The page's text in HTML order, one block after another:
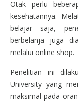
Otak perlu
kesehatannya.
belajar saja,
berbelanja juga
melalui online shop.
Penelitian ini
University yang
maksimal pada